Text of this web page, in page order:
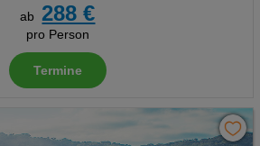
ab
288 €
pro Person
Termine